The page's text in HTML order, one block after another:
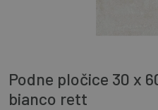
Podne pločice 30 x
bianco rett